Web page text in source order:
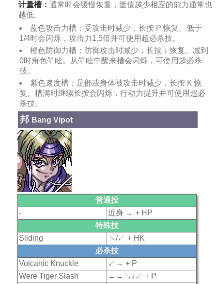
计量槽： 通常时会缓慢恢复，量值越少相应的能力通常也
越低。
蓝色攻击力槽：受攻击时减少，长按 P 恢复。低于
1/4时会闪烁，攻击力1.5倍并可使用超必杀技。
橙色防御力槽：防御攻击时减少，长按 ↓ 恢复。减到
0时角色晕眩。从晕眩中醒来槽会闪烁，可使用超必杀
技。
紫色速度槽：足部或身体被攻击时减少，长按 K 恢
复。槽满时继续长按会闪烁，行动力提升并可使用超必
杀技。
邦 Bang Vipot
普通投
-
近身 → + HP
特殊技
Sliding
↘/↙ + HK
必杀技
Volcanic Knuckle
↙→ + P
Were Tiger Slash
←→↘↓↙ + P